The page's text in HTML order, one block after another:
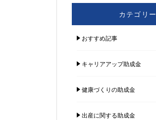
カテゴリー
おすすめ記事
キャリアアップ助成金
健康づくりの助成金
出産に関する助成金